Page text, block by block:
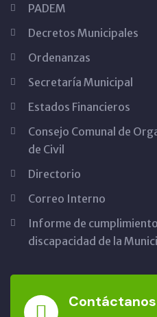
PADEM
Decretos Municipales
Ordenanzas
Secretaría Municipal
Estados Financieros
Consejo Comunal de
de Civil
Directorio
Correo Interno
Informe de
discapacidad de la
Contáctanos